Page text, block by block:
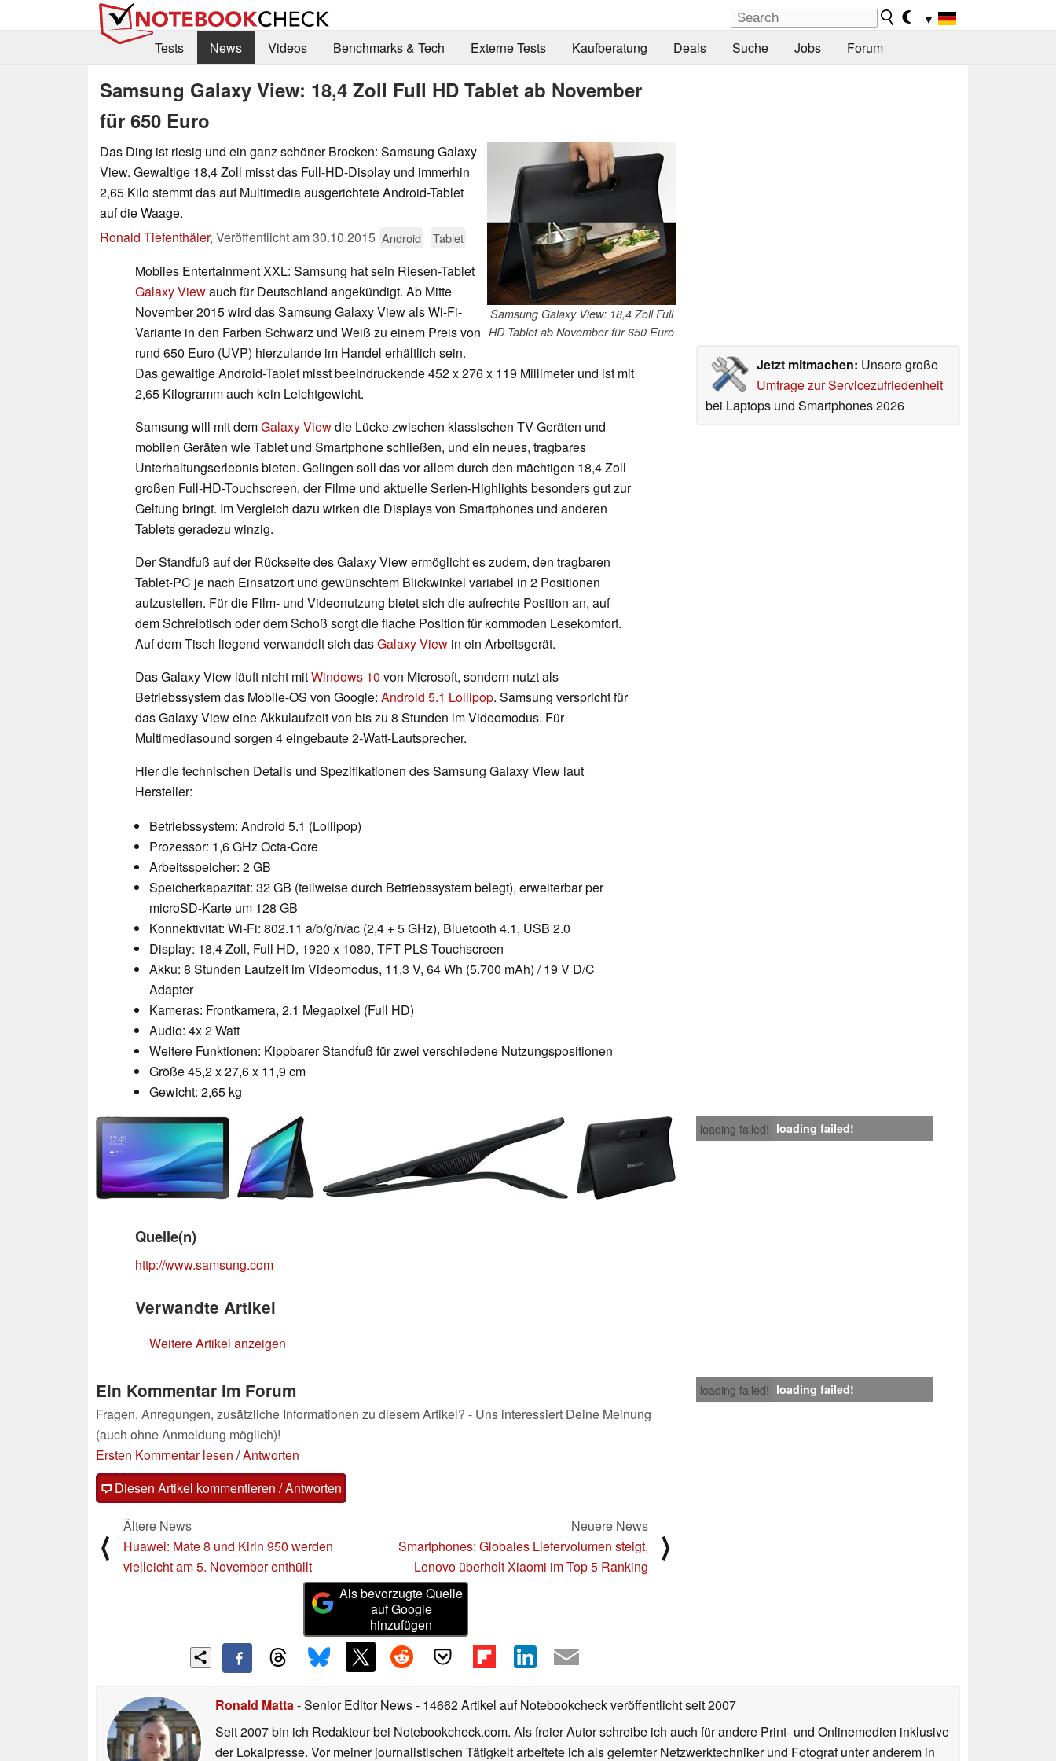
▼
Tests
News Videos Benchmarks & Tech Externe Tests Kaufberatung Deals Suche Jobs Forum
Samsung Galaxy View: 18,4 Zoll Full HD Tablet ab November
für 650 Euro
Samsung Galaxy View: 18,4 Zoll Full
HD Tablet ab November für 650 Euro
Das Ding ist riesig und ein ganz schöner Brocken: Samsung Galaxy
View. Gewaltige 18,4 Zoll misst das Full-HD-Display und immerhin
2,65 Kilo stemmt das auf Multimedia ausgerichtete Android-Tablet
auf die Waage.
Ronald Tiefenthäler, Veröffentlicht am30.10.2015 Android Tablet
Jetzt mitmachen: Unsere große
Umfrage zur Servicezufriedenheit
bei Laptops und Smartphones 2026
Mobiles Entertainment XXL: Samsung hat sein Riesen-Tablet
Galaxy Viewauch für Deutschland angekündigt. Ab Mitte
November 2015 wird das Samsung Galaxy View als Wi-Fi-
Variante in den Farben Schwarz und Weiß zu einem Preis von
rund 650 Euro (UVP) hierzulande im Handel erhältlich sein.
Das gewaltige Android-Tablet misst beeindruckende 452 x 276 x 119 Millimeter und ist mit
2,65 Kilogramm auch kein Leichtgewicht.
Samsung will mit demGalaxy Viewdie Lücke zwischen klassischen TV-Geräten und
mobilen Geräten wie Tablet und Smartphone schließen, und ein neues, tragbares
Unterhaltungserlebnis bieten. Gelingen soll das vor allem durch den mächtigen 18,4 Zoll
großen Full-HD-Touchscreen, der Filme und aktuelle Serien-Highlights besonders gut zur
Geltung bringt. Im Vergleich dazu wirken die Displays von Smartphones und anderen
Tablets geradezu winzig.
Der Standfuß auf der Rückseite des Galaxy View ermöglicht es zudem, den tragbaren
Tablet-PC je nach Einsatzort und gewünschtem Blickwinkel variabel in 2 Positionen
aufzustellen. Für die Film- und Videonutzung bietet sich die aufrechte Position an, auf
dem Schreibtisch oder dem Schoß sorgt die flache Position für kommoden Lesekomfort.
Auf dem Tisch liegend verwandelt sich dasGalaxy View in ein Arbeitsgerät.
Das Galaxy View läuft nicht mitWindows 10 von Microsoft, sondern nutzt als
Betriebssystem das Mobile-OS von Google: Android 5.1 Lollipop. Samsung verspricht für
das Galaxy View eine Akkulaufzeit von bis zu 8 Stunden im Videomodus. Für
Multimediasound sorgen 4 eingebaute 2-Watt-Lautsprecher.
Hier die technischen Details und Spezifikationen des Samsung Galaxy View laut
Hersteller:
Betriebssystem: Android 5.1 (Lollipop)
Prozessor: 1,6 GHz Octa-Core
Arbeitsspeicher: 2 GB
Speicherkapazität: 32 GB (teilweise durch Betriebssystem belegt), erweiterbar per
microSD-Karte um 128 GB
Konnektivität: Wi-Fi: 802.11 a/b/g/n/ac (2,4 + 5 GHz), Bluetooth 4.1, USB 2.0
Display: 18,4 Zoll, Full HD, 1920 x 1080, TFT PLS Touchscreen
Akku: 8 Stunden Laufzeit im Videomodus, 11,3 V, 64 Wh (5.700 mAh) / 19 V D/C
Adapter
Kameras: Frontkamera, 2,1 Megapixel (Full HD)
Audio: 4x 2 Watt
Weitere Funktionen: Kippbarer Standfuß für zwei verschiedene Nutzungspositionen
Größe 45,2 x 27,6 x 11,9 cm
Gewicht: 2,65 kg
loading failed! loading failed!
Quelle(n)
http://www.samsung.com
Verwandte Artikel
Weitere Artikel anzeigen
loading failed! loading failed!
Ein Kommentar im Forum
Fragen, Anregungen, zusätzliche Informationen zu diesem Artikel? - Uns interessiert Deine Meinung
(auch ohne Anmeldung möglich)!
Ersten Kommentar lesen /Antworten
Diesen Artikel kommentieren / Antworten
⟨
Ältere News
Huawei: Mate 8 und Kirin 950 werden
vielleicht am 5. November enthüllt
Neuere News
Smartphones: Globales Liefervolumen steigt,
Lenovo überholt Xiaomi im Top 5 Ranking
⟩
Als bevorzugte Quelle
auf Google
hinzufügen
Ronald Matta- Senior Editor News- 14662 Artikel auf Notebookcheck veröffentlichtseit 2007
Seit 2007 bin ich Redakteur bei Notebookcheck.com. Als freier Autor schreibe ich auch für andere Print- und Onlinemedien inklusive
der Lokalpresse. Vor meiner journalistischen Tätigkeit arbeitete ich als gelernter Netzwerktechniker und Fotograf unter anderem in